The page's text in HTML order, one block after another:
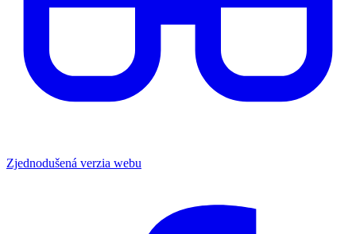
Zjednodušená verzia webu